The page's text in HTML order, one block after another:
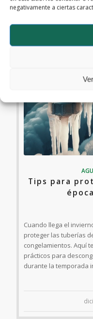
negativamente a ciertas
Tips para
Cuando llega el
proteger las tuberías
congelamientos. Aquí
prácticos para
durante la temporada